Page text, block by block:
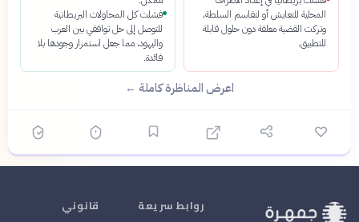
المحلية للتعايش أو لتقاسم السلطة،
وتركت القضية معلقة دون حلول قابلة
للتطبيق.
فشلت كل المحاولات البريطانية
للتوصل إلى حل توافقي بين العرب
واليهود، مما جعل استمرار وجودها بلا
فائدة.
اعرض المناظرة كاملة ←
روابط سريعة قانوني